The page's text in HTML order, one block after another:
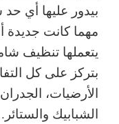
بيدور عليها أي
مهما كانت جديدة
يتعملها تنظيف
بتركز على كل
الأرضيات،
الشبابيك